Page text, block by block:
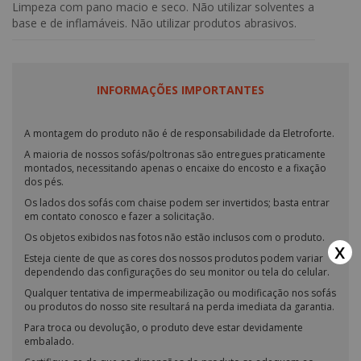
- Altura: 90 cm
- Profundidade: 49 cm
Limpeza com pano macio e seco. Não utilizar solventes a
base e de inflamáveis. Não utilizar produtos abrasivos.
INFORMAÇÕES IMPORTANTES
A montagem do produto não é de responsabilidade da Eletroforte.
A maioria de nossos sofás/poltronas são entregues praticamente
montados, necessitando apenas o encaixe do encosto e a fixação
dos pés.
Os lados dos sofás com chaise podem ser invertidos; basta entrar
em contato conosco e fazer a solicitação.
Os objetos exibidos nas fotos não estão inclusos com o produto.
Esteja ciente de que as cores dos nossos produtos podem variar
dependendo das configurações do seu monitor ou tela do celular.
Qualquer tentativa de impermeabilização ou modificação nos sofás
ou produtos do nosso site resultará na perda imediata da garantia.
Para troca ou devolução, o produto deve estar devidamente
embalado.
x